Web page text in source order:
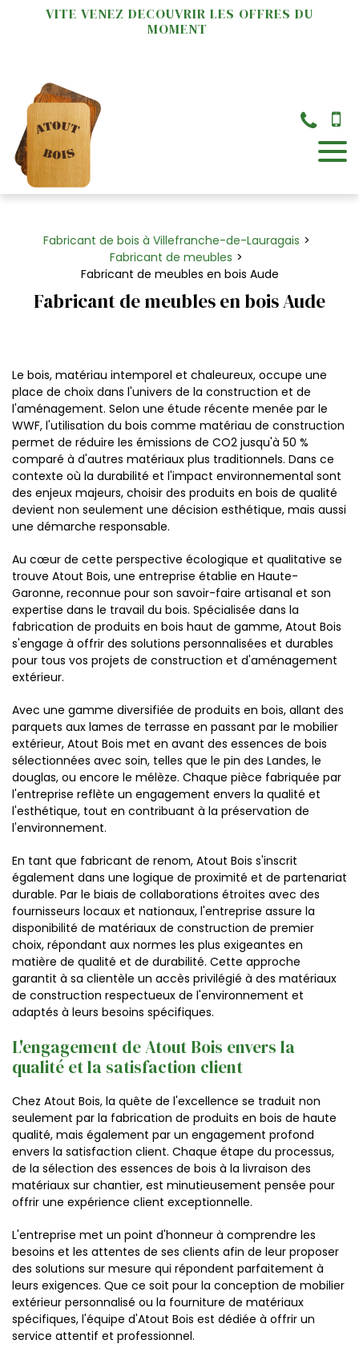
VITE VENEZ DECOUVRIR LES OFFRES DU
MOMENT
Fabricant de bois à Villefranche-de-Lauragais
Fabricant de meubles
Fabricant de meubles en bois Aude
Fabricant de meubles en bois Aude
Le bois, matériau intemporel et chaleureux, occupe une
place de choix dans l'univers de la construction et de
l'aménagement. Selon une étude récente menée par le
WWF, l'utilisation du bois comme matériau de construction
permet de réduire les émissions de CO2 jusqu'à 50 %
comparé à d'autres matériaux plus traditionnels. Dans ce
contexte où la durabilité et l'impact environnemental sont
des enjeux majeurs, choisir des produits en bois de qualité
devient non seulement une décision esthétique, mais aussi
une démarche responsable.
Au cœur de cette perspective écologique et qualitative se
trouve Atout Bois, une entreprise établie en Haute-
Garonne, reconnue pour son savoir-faire artisanal et son
expertise dans le travail du bois. Spécialisée dans la
fabrication de produits en bois haut de gamme, Atout Bois
s'engage à offrir des solutions personnalisées et durables
pour tous vos projets de construction et d'aménagement
extérieur.
Avec une gamme diversifiée de produits en bois, allant des
parquets aux lames de terrasse en passant par le mobilier
extérieur, Atout Bois met en avant des essences de bois
sélectionnées avec soin, telles que le pin des Landes, le
douglas, ou encore le mélèze. Chaque pièce fabriquée par
l'entreprise reflète un engagement envers la qualité et
l'esthétique, tout en contribuant à la préservation de
l'environnement.
En tant que fabricant de renom, Atout Bois s'inscrit
également dans une logique de proximité et de partenariat
durable. Par le biais de collaborations étroites avec des
fournisseurs locaux et nationaux, l'entreprise assure la
disponibilité de matériaux de construction de premier
choix, répondant aux normes les plus exigeantes en
matière de qualité et de durabilité. Cette approche
garantit à sa clientèle un accès privilégié à des matériaux
de construction respectueux de l'environnement et
adaptés à leurs besoins spécifiques.
L'engagement de Atout Bois envers la
qualité et la satisfaction client
Chez Atout Bois, la quête de l'excellence se traduit non
seulement par la fabrication de produits en bois de haute
qualité, mais également par un engagement profond
envers la satisfaction client. Chaque étape du processus,
de la sélection des essences de bois à la livraison des
matériaux sur chantier, est minutieusement pensée pour
offrir une expérience client exceptionnelle.
L'entreprise met un point d'honneur à comprendre les
besoins et les attentes de ses clients afin de leur proposer
des solutions sur mesure qui répondent parfaitement à
leurs exigences. Que ce soit pour la conception de mobilier
extérieur personnalisé ou la fourniture de matériaux
spécifiques, l'équipe d'Atout Bois est dédiée à offrir un
service attentif et professionnel.
Panneau de gestion des cookies